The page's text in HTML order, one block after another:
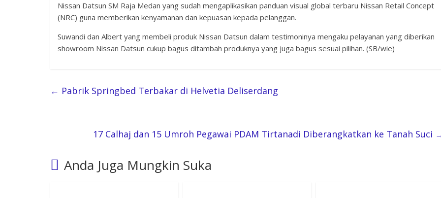
Nissan Datsun SM Raja Medan yang sudah mengaplikasikan panduan visual global terbaru Nissan Retail Concept
(NRC) guna memberikan kenyamanan dan kepuasan kepada pelanggan.
Suwandi dan Albert yang membeli produk Nissan Datsun dalam testimoninya mengaku pelayanan yang diberikan
showroom Nissan Datsun cukup bagus ditambah produknya yang juga bagus sesuai pilihan. (SB/wie)
← Pabrik Springbed Terbakar di Helvetia Deliserdang
17 Calhaj dan 15 Umroh Pegawai PDAM Tirtanadi Diberangkatkan ke Tanah Suci
Anda Juga Mungkin Suka